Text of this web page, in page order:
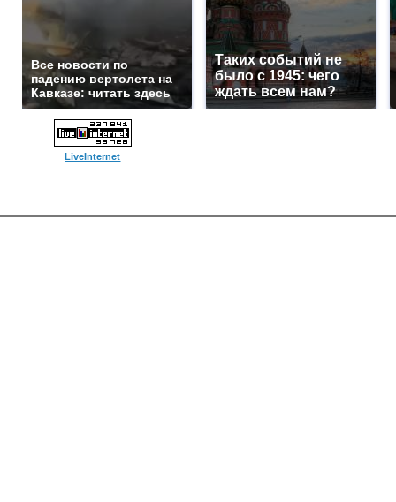
Все новости по
падению вертолета на
Кавказе: читать здесь
Таких событий не
было с 1945: чего
ждать всем нам?
LiveInternet